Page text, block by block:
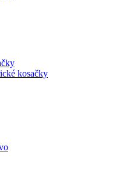
kosačky